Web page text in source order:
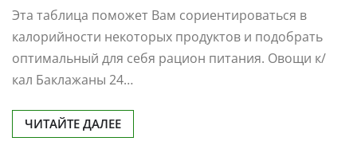
Эта таблица поможет Вам сориентироваться в
калорийности некоторых продуктов и подобрать
оптимальный для себя рацион питания. Овощи к/
кал Баклажаны 24…
ЧИТАЙТЕ ДАЛЕЕ